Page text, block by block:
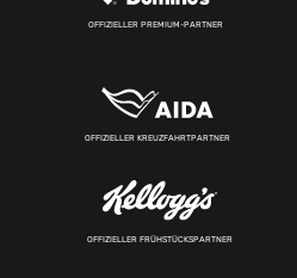
OFFIZIELLER PREMIUM-PARTNER
OFFIZIELLER KREUZFAHRTPARTNER
OFFIZIELLER FRÜHSTÜCKSPARTNER